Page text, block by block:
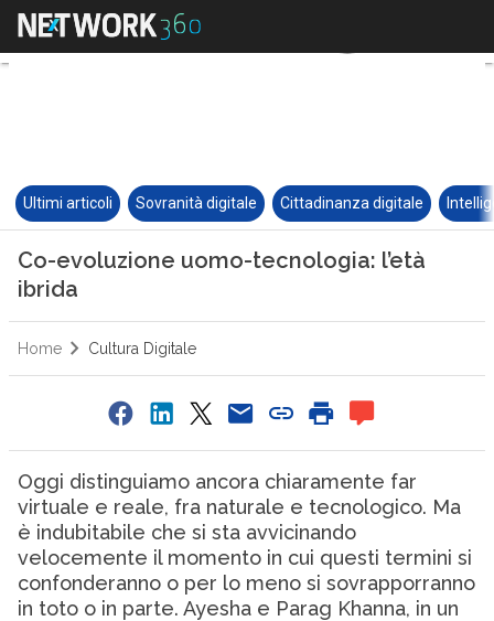
Ultimi articoli Sovranità digitale Cittadinanza digitale
Co-evoluzione uomo-tecnologia: l’età
ibrida
Home Cultura Digitale
Oggi distinguiamo ancora chiaramente far
virtuale e reale, fra naturale e tecnologico. Ma
è indubitabile che si sta avvicinando
velocemente il momento in cui questi termini si
confonderanno o per lo meno si sovrapporranno
in toto o in parte. Ayesha e Parag Khanna, in un